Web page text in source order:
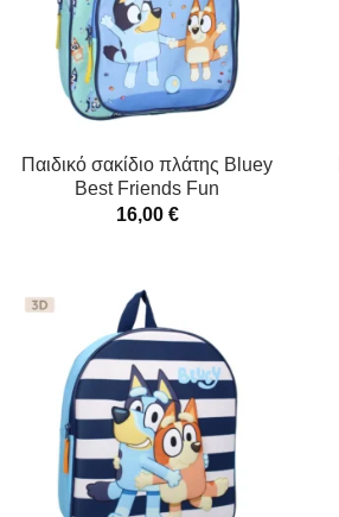
Παιδικό σακίδιο πλάτης Bluey
Best Friends Fun
16,00 €